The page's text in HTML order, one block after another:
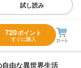
試し読み
720ポイント
すぐに購入
由な異世界生活